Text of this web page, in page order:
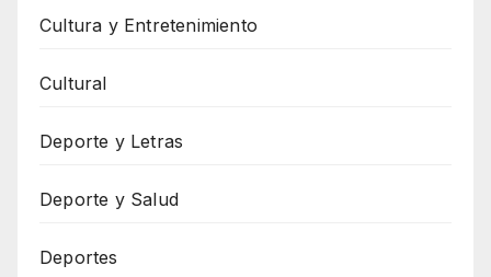
Cultura y Entretenimiento
Cultural
Deporte y Letras
Deporte y Salud
Deportes